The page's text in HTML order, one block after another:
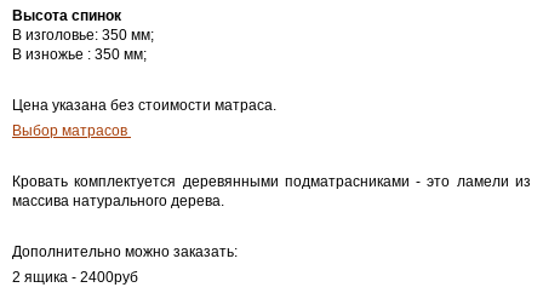
Высота спинок
В изголовье: 350 мм;
В изножье : 350 мм;
Цена указана без стоимости матраса.
Выбор матрасов
Кровать комплектуется деревянными подматрасниками - это ламели из
массива натурального дерева.
Дополнительно можно заказать:
2 ящика - 2400руб